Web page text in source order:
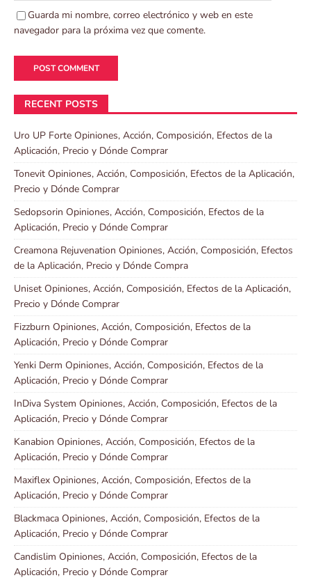
Guarda mi nombre, correo electrónico y web en este
navegador para la próxima vez que comente.
RECENT POSTS
Uro UP Forte Opiniones, Acción, Composición, Efectos de la
Aplicación, Precio y Dónde Comprar
Tonevit Opiniones, Acción, Composición, Efectos de la Aplicación,
Precio y Dónde Comprar
Sedopsorin Opiniones, Acción, Composición, Efectos de la
Aplicación, Precio y Dónde Comprar
Creamona Rejuvenation Opiniones, Acción, Composición, Efectos
de la Aplicación, Precio y Dónde Compra
Uniset Opiniones, Acción, Composición, Efectos de la Aplicación,
Precio y Dónde Comprar
Fizzburn Opiniones, Acción, Composición, Efectos de la
Aplicación, Precio y Dónde Comprar
Yenki Derm Opiniones, Acción, Composición, Efectos de la
Aplicación, Precio y Dónde Comprar
InDiva System Opiniones, Acción, Composición, Efectos de la
Aplicación, Precio y Dónde Comprar
Kanabion Opiniones, Acción, Composición, Efectos de la
Aplicación, Precio y Dónde Comprar
Maxiflex Opiniones, Acción, Composición, Efectos de la
Aplicación, Precio y Dónde Comprar
Blackmaca Opiniones, Acción, Composición, Efectos de la
Aplicación, Precio y Dónde Comprar
Candislim Opiniones, Acción, Composición, Efectos de la
Aplicación, Precio y Dónde Comprar